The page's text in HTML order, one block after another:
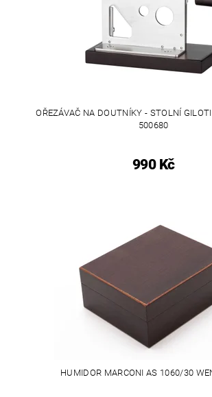
OŘEZÁVAČ NA DOUTNÍKY - STOLNÍ
500680
990 Kč
HUMIDOR MARCONI AS 1060/30